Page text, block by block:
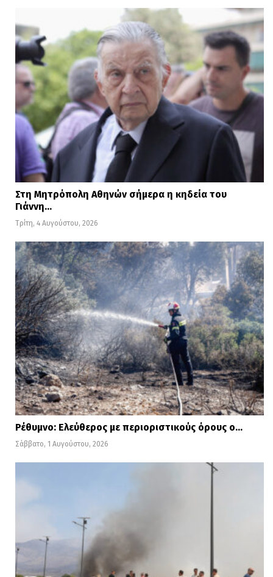
κοινής γνώμης είναι το ζητούμενο των
διοργανωτών μιας διαμαρτυρίας; Εάν
είναι το δεύτερο, τότε η σημερινή
κοινωνική πρωτοβουλία τυγχάνει της
στήριξης πολιτικών δυνάμεων πέραν της
Νέας Δημοκρατίας. Πάνω από όλα η
κοινωνία στηρίζει αυτές τις πολιτικές και
για αυτό το νομοσχέδιο αφορά στον
σεβασμό στον δημόσιο χώρο».
Στη Μητρόπολη Αθηνών σήμερα η κηδεία του
Γιάννη…
Τρίτη, 4 Αυγούστου, 2026
Ρέθυμνο: Ελεύθερος με περιοριστικούς όρους ο…
Σάββατο, 1 Αυγούστου, 2026